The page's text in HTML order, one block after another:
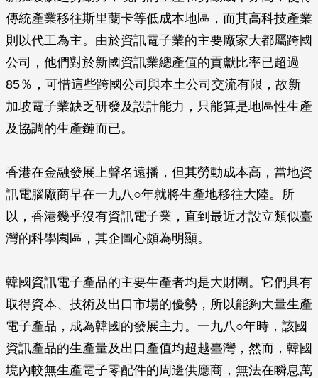
傳統產業移往斯里蘭卡等低成本地區，而其高科技產業
則以代工為主。由於資訊電子業的主要廠家大都屬跨國
公司，他們對於新國資訊業總產值的貢獻比率已超過
85％，可惜這些跨國公司與本土公司交流有限，故新
加坡電子業缺乏研發及設計能力，只能算是地區性生產
及協調的生產鏈而已。
香港在金融發展上聲名遠播，但其勞動成本高，當地資
訊電腦廠商早在一九八○年就將生產地移往大陸。所
以，香港幾乎沒有資訊電子業，直到最近才設立類似臺
灣的科學園區，其企圖心頗為明顯。
韓國資訊電子產品的主要生產者均是大財團。它們具有
取得資本、技術及出口市場的優勢，所以能夠大量生產
電子產品，成為韓國的發展主力。一九八○年時，該國
資訊產品的生產量及出口產值均超越臺灣，然而，韓國
境內較無生產電子零配件的周邊供應商，無法在瞬息萬